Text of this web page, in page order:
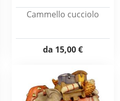
Cammello cucciolo
da 15,00 €